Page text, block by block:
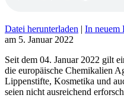
Datei herunterladen | In neuem
am 5. Januar 2022
Seit dem 04. Januar 2022 gilt
die europäische Chemikalien
Lippenstifte, Kosmetika und
seien nicht ausreichend